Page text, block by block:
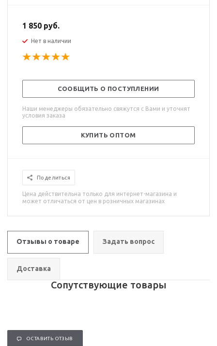
1 850 руб.
Нет в наличии
СООБЩИТЬ О ПОСТУПЛЕНИИ
Наши менеджеры обязательно свяжутся с Вами и уточнят
условия заказа
КУПИТЬ ОПТОМ
Поделиться
Цена действительна только для интернет-магазина и
может отличаться от цен в розничных магазинах
Отзывы о товаре Задать вопрос
Доставка
Сопутствующие товары
ОСТАВИТЬ ОТЗЫВ